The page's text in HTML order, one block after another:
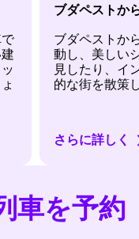
ブダペストか
ブダペストか
動し、美しい
見したり、イ
的な街を散策
さらに詳しく
車を予約